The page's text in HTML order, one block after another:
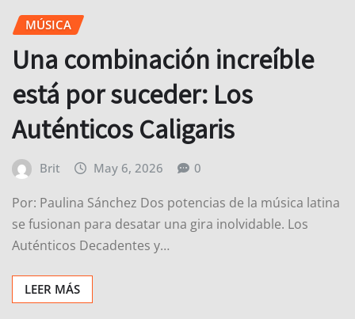
MÚSICA
Una combinación increíble
está por suceder: Los
Auténticos Caligaris
Brit May 6, 2026 0
Por: Paulina Sánchez Dos potencias de la música latina
se fusionan para desatar una gira inolvidable. Los
Auténticos Decadentes y…
LEER MÁS